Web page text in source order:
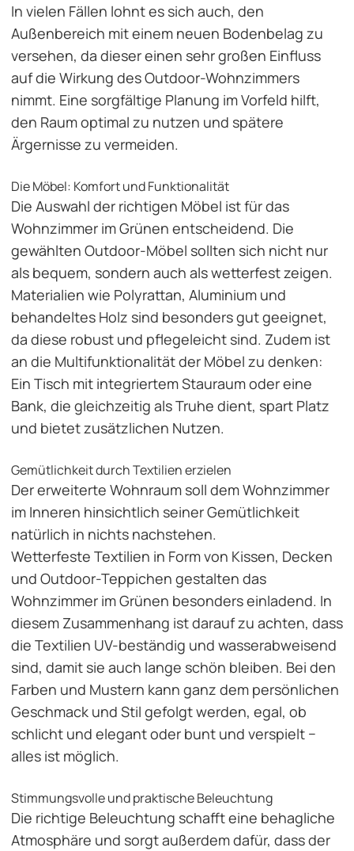
In vielen Fällen lohnt es sich auch, den
Außenbereich mit einem neuen Bodenbelag zu
versehen, da dieser einen sehr großen Einfluss
auf die Wirkung des Outdoor-Wohnzimmers
nimmt. Eine sorgfältige Planung im Vorfeld hilft,
den Raum optimal zu nutzen und spätere
Ärgernisse zu vermeiden.
Die Möbel: Komfort und Funktionalität
Die Auswahl der richtigen Möbel ist für das
Wohnzimmer im Grünen entscheidend. Die
gewählten Outdoor-Möbel sollten sich nicht nur
als bequem, sondern auch als wetterfest zeigen.
Materialien wie Polyrattan, Aluminium und
behandeltes Holz sind besonders gut geeignet,
da diese robust und pflegeleicht sind. Zudem ist
an die Multifunktionalität der Möbel zu denken:
Ein Tisch mit integriertem Stauraum oder eine
Bank, die gleichzeitig als Truhe dient, spart Platz
und bietet zusätzlichen Nutzen.
Gemütlichkeit durch Textilien erzielen
Der erweiterte Wohnraum soll dem Wohnzimmer
im Inneren hinsichtlich seiner Gemütlichkeit
natürlich in nichts nachstehen.
Wetterfeste Textilien in Form von Kissen, Decken
und Outdoor-Teppichen gestalten das
Wohnzimmer im Grünen besonders einladend. In
diesem Zusammenhang ist darauf zu achten, dass
die Textilien UV-beständig und wasserabweisend
sind, damit sie auch lange schön bleiben. Bei den
Farben und Mustern kann ganz dem persönlichen
Geschmack und Stil gefolgt werden, egal, ob
schlicht und elegant oder bunt und verspielt −
alles ist möglich.
Stimmungsvolle und praktische Beleuchtung
Die richtige Beleuchtung schafft eine behagliche
Atmosphäre und sorgt außerdem dafür, dass der